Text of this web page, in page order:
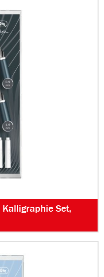
Set,